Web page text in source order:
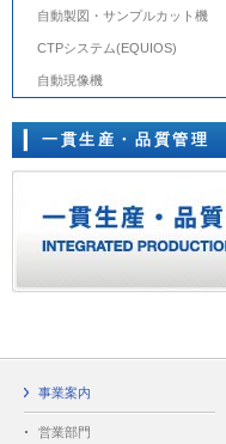
自動製図・サンプルカット機
CTPシステム(EQUIOS)
自動現像機
一貫生産・品質管理
事業案内
営業部門